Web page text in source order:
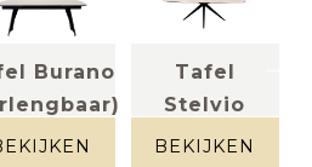
Burano
metaal
Tafel
Stelvio
diamond
cream
BEKIJKEN